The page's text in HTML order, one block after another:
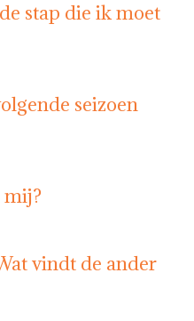
stap die ik moet
seizoen
mij?
vindt de ander